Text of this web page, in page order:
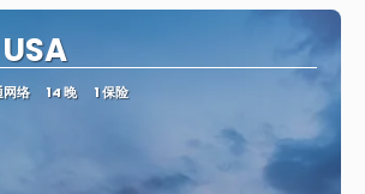
网络 14 晚 1 保险